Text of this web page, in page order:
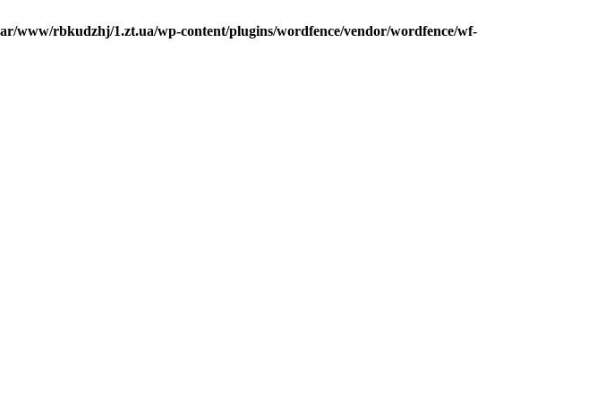
www/rbkudzhj/1.zt.ua/wp-content/plugins/wordfence/vendor/wordfence/wf-